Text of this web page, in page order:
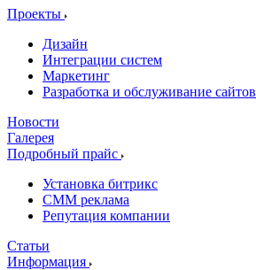
Проекты
Дизайн
Интеграции систем
Маркетинг
Разработка и обслуживание сайтов
Новости
Галерея
Подробный прайс
Установка битрикс
CMM реклама
Репутация компании
Статьи
Информация